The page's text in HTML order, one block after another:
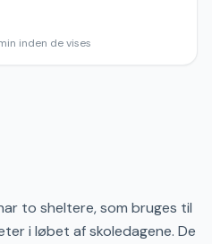
inden de vises
to sheltere, som bruges til
i løbet af skoledagene. De